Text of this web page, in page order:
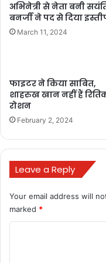
इसके साथ ही कैप्शन में आगे
भरपूर धमाके दिखाने के लिए और
निर्देशित फिल्म है।
यह भी पढ़े –
http://
2023-8/IPL 2023:
बना ये अकेला खिलाडी…
क्या है फिल्म
अभिनेत्री से नेता बनी
बनर्जी ने पद से दिया
March 11, 2024
फाइटर ने किया साबित,
शाहरुख खान नहीं हैं
रोशन
February 2, 2024
Leave a Reply
Your email address will
marked *